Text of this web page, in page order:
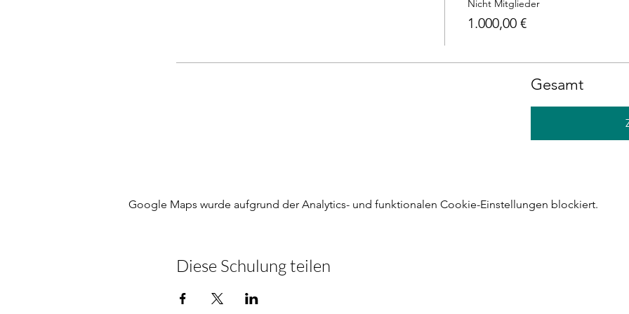
Nicht Mitglieder
1.000,00 €
Gesamt
Google Maps wurde aufgrund der Analytics- und funktionalen Cookie-Einstellungen blockiert.
Diese Schulung teilen